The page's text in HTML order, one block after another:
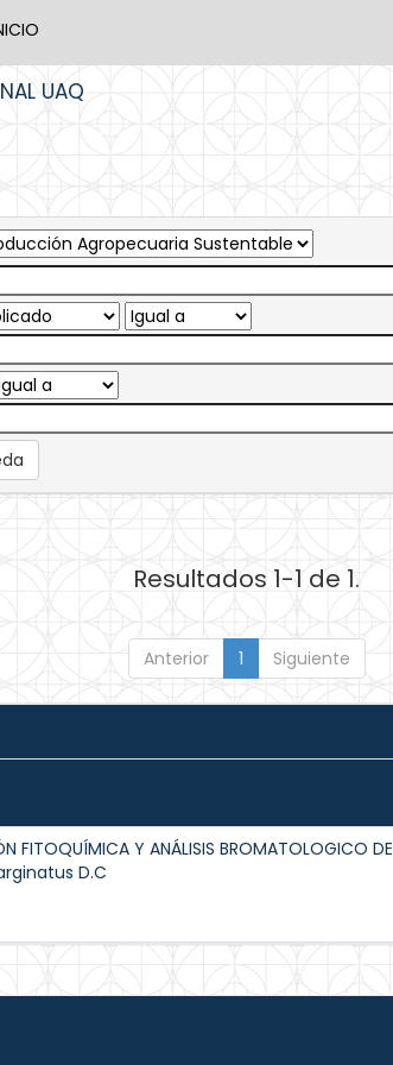
UAQ
Resultados 1-1 de 1.
Anterior 1 Siguiente
FITOQUÍMICA Y ANÁLISIS BROMATOLOGICO DE
D.C